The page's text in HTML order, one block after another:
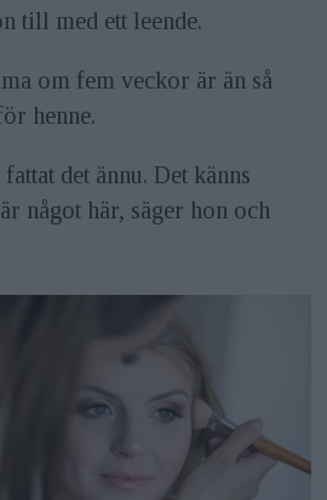
till med ett leende.
om fem veckor är än så
henne.
det ännu. Det känns
något här, säger hon och